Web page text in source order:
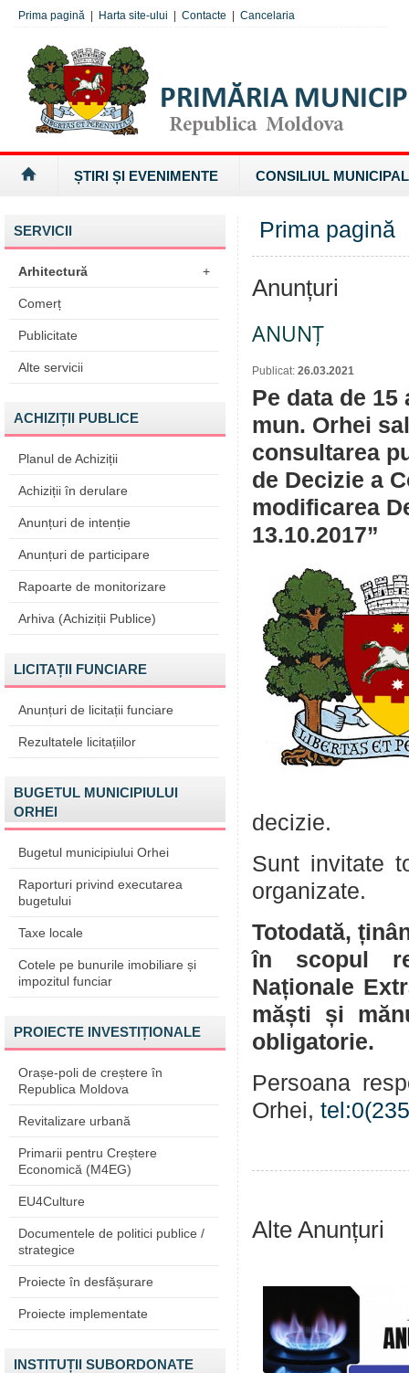
Prima pagină Harta site-ului Contacte Cancelaria
ȘTIRI ȘI EVENIMENTE CONSILIUL MUNICIPAL
SERVICII
Arhitectură +
Comerț
Publicitate
Alte servicii
ACHIZIȚII PUBLICE
Planul de Achiziții
Achiziții în derulare
Anunțuri de intenție
Anunțuri de participare
Rapoarte de monitorizare
Arhiva (Achiziții Publice)
LICITAȚII FUNCIARE
Anunțuri de licitații funciare
Rezultatele licitațiilor
BUGETUL MUNICIPIULUI
ORHEI
Bugetul municipiului Orhei
Raporturi privind executarea
bugetului
Taxe locale
Cotele pe bunurile imobiliare și
impozitul funciar
PROIECTE INVESTIȚIONALE
Orașe-poli de creștere în
Republica Moldova
Revitalizare urbană
Primarii pentru Creștere
Economică (M4EG)
EU4Culture
Documentele de politici publice /
strategice
Proiecte în desfășurare
Proiecte implementate
INSTITUȚII SUBORDONATE
Prima pagină
Anunțuri
ANUNȚ
Publicat: 26.03.2021
Pe data de
mun. Orhei
consultarea
de Decizie a
modificarea
13.10.2017”
decizie.
Sunt invitate
organizate.
Totodată,
în scopul
Naționale
măști și
obligatorie.
Persoana
Orhei,
Alte Anunțuri